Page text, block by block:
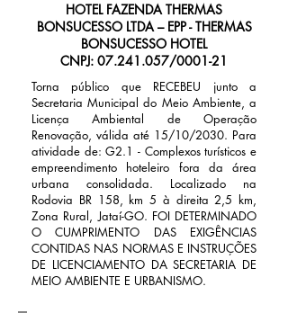
HOTEL FAZENDA THERMAS
BONSUCESSO LTDA – EPP -THERMAS
BONSUCESSO HOTEL
CNPJ: 07.241.057/0001-21
Torna público que RECEBEU junto a
Secretaria Municipal do Meio Ambiente, a
Licença Ambiental de Operação
Renovação, válida até 15/10/2030. Para
atividade de: G2.1 - Complexos turísticos e
empreendimento hoteleiro fora da área
urbana consolidada. Localizado na
Rodovia BR 158, km 5 à direita 2,5 km,
Zona Rural, Jataí-GO. FOI DETERMINADO
O CUMPRIMENTO DAS EXIGÊNCIAS
CONTIDAS NAS NORMAS E INSTRUÇÕES
DE LICENCIAMENTO DA SECRETARIA DE
MEIO AMBIENTE E URBANISMO.